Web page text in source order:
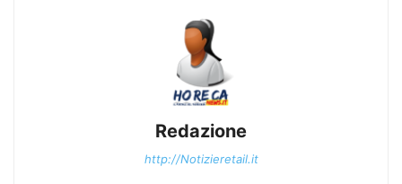
Redazione
http://Notizieretail.it